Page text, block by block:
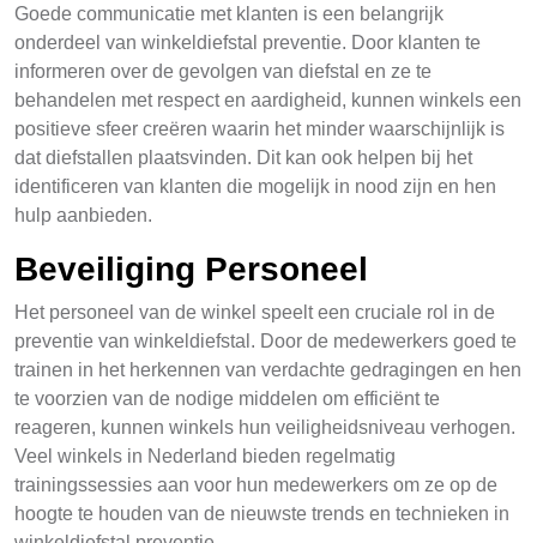
Goede communicatie met klanten is een belangrijk
onderdeel van winkeldiefstal preventie. Door klanten te
informeren over de gevolgen van diefstal en ze te
behandelen met respect en aardigheid, kunnen winkels een
positieve sfeer creëren waarin het minder waarschijnlijk is
dat diefstallen plaatsvinden. Dit kan ook helpen bij het
identificeren van klanten die mogelijk in nood zijn en hen
hulp aanbieden.
Beveiliging Personeel
Het personeel van de winkel speelt een cruciale rol in de
preventie van winkeldiefstal. Door de medewerkers goed te
trainen in het herkennen van verdachte gedragingen en hen
te voorzien van de nodige middelen om efficiënt te
reageren, kunnen winkels hun veiligheidsniveau verhogen.
Veel winkels in Nederland bieden regelmatig
trainingssessies aan voor hun medewerkers om ze op de
hoogte te houden van de nieuwste trends en technieken in